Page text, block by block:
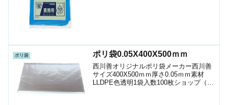
ポリ袋 ポリ袋0.05X400X500ｍｍ
西川善オリジナルポリ袋メーカー西川善
サイズ400X500ｍｍ厚さ0.05ｍｍ素材
LLDPE色透明1袋入数100枚ショップ（ポ